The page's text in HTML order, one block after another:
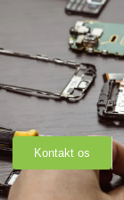
Kontakt os